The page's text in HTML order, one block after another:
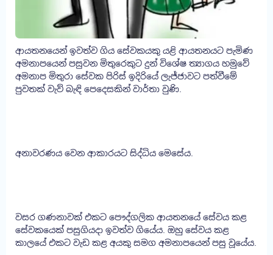
ආයතනයෙන් ඉවත්ව ගිය සේවකයකු යළි ආයතනයට පැමිණ
අමනාපයෙන් පසුවන මිතුරෙකුට දුන් විශේෂ ත්‍යාගය හමුවේ
අමනාප මිතුරා සේවක පිරිස් ඉදිරියේ ලැජ්ජාවට පත්වීමේ
පුවතක් වැව් බැඳි පෙදෙසකින් වාර්තා වුණි.
අනාවරණය වෙන ආකාරයට සිද්ධිය මෙසේය.
වසර ගණනාවක් එකට පෞද්ගලික ආයතනයේ සේවය කළ
සේවකයෙක් පසුගියදා ඉවත්ව ගියේය. ඔහු සේවය කළ
කාලයේ එකට වැඩ කළ අයකු සමග අමනාපයෙන් පසු වූයේය.